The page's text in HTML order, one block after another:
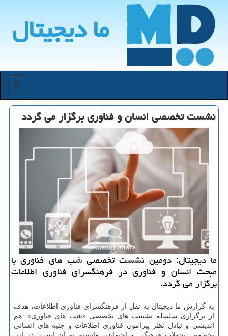
ما دیجیتال
منو
نشست تخصصی انسان و فناوری برگزار می گردد
ما دیجیتال: دومین نشست تخصصی شب های فناوری با
مبحث انسان و فناوری در فرهنگسرای فناوری اطلاعات
برگزار می گردد.
به گزارش ما دیجیتال به نقل از فرهنگسرای فناوری اطلاعات، هدف
از برگزاری سلسله نشست های تخصصی «شب های فناوری»، هم
اندیشی و تبادل نظر پیرامون فناوری اطلاعات و جنبه های انسانی